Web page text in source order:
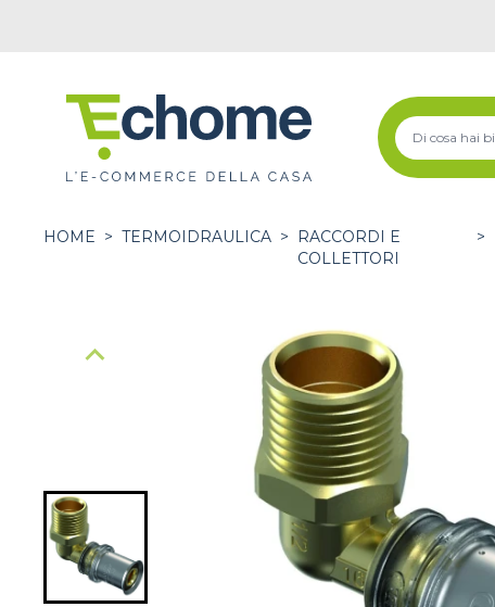
HOME > TERMOIDRAULICA >
RACCORDI E
COLLETTORI
>